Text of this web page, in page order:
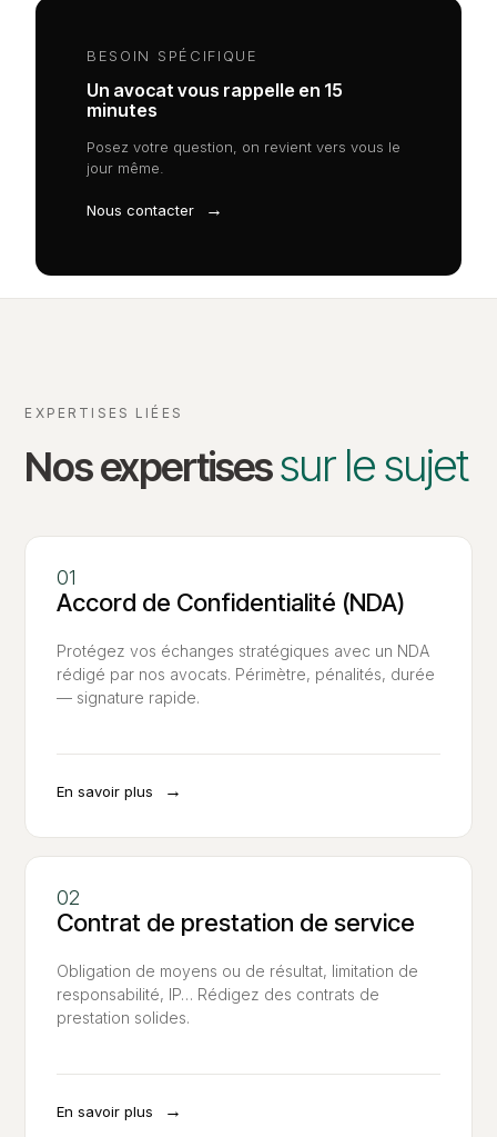
BESOIN SPÉCIFIQUE
Un avocat vous rappelle en 15
minutes
Posez votre question, on revient vers vous le
jour même.
Nous contacter →
EXPERTISES LIÉES
Nos expertisessur le sujet
Accord de Confidentialité (NDA)
Protégez vos échanges stratégiques avec un NDA
rédigé par nos avocats. Périmètre, pénalités, durée
— signature rapide.
En savoir plus →
Contrat de prestation de service
Obligation de moyens ou de résultat, limitation de
responsabilité, IP… Rédigez des contrats de
prestation solides.
En savoir plus →